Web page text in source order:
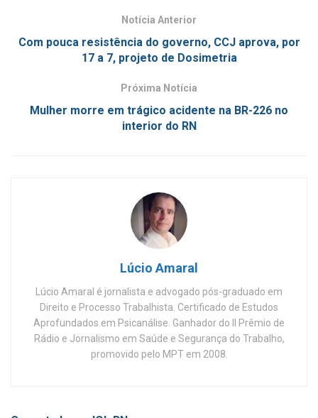
Notícia Anterior
Com pouca resistência do governo, CCJ aprova, por
17 a 7, projeto de Dosimetria
Próxima Notícia
Mulher morre em trágico acidente na BR-226 no
interior do RN
Lúcio Amaral
Lúcio Amaral é jornalista e advogado pós-graduado em
Direito e Processo Trabalhista. Certificado de Estudos
Aprofundados em Psicanálise. Ganhador do II Prêmio de
Rádio e Jornalismo em Saúde e Segurança do Trabalho,
promovido pelo MPT em 2008.